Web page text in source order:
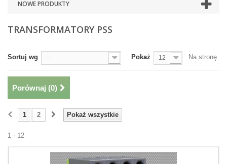
NOWE PRODUKTY
TRANSFORMATORY PSS
Sortuj wg -- Pokaż 12 Na stronę
Porównaj (0)
Pokaż wszystkie
1 2
1 - 12